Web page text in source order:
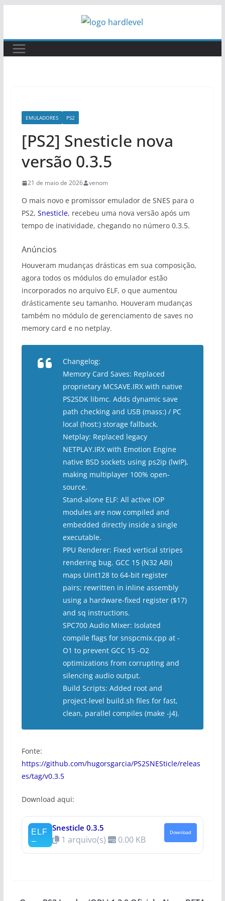
o
conteúdo
EMULADORES PS2
[PS2] Snesticle nova
versão 0.3.5
21 de maio de 2026 venom
O mais novo e promissor emulador de SNES para o
PS2, Snesticle, recebeu uma nova versão após um
tempo de inatividade, chegando no número 0.3.5.
Anúncios
Houveram mudanças drásticas em sua composição,
agora todos os módulos do emulador estão
incorporados no arquivo ELF, o que aumentou
drásticamente seu tamanho. Houveram mudanças
também no módulo de gerenciamento de saves no
memory card e no netplay.
Changelog:
Memory Card Saves: Replaced
proprietary MCSAVE.IRX with native
PS2SDK libmc. Adds dynamic save
path checking and USB (mass:) / PC
local (host:) storage fallback.
Netplay: Replaced legacy
NETPLAY.IRX with Emotion Engine
native BSD sockets using ps2ip (lwIP),
making multiplayer 100% open-
source.
Stand-alone ELF: All active IOP
modules are now compiled and
embedded directly inside a single
executable.
PPU Renderer: Fixed vertical stripes
rendering bug. GCC 15 (N32 ABI)
maps Uint128 to 64-bit register
pairs; rewritten in inline assembly
using a hardware-fixed register ($17)
and sq instructions.
SPC700 Audio Mixer: Isolated
compile flags for snspcmix.cpp at -
O1 to prevent GCC 15 -O2
optimizations from corrupting and
silencing audio output.
Build Scripts: Added root and
project-level build.sh files for fast,
clean, parallel compiles (make -j4).
Fonte:
https://github.com/hugorsgarcia/PS2SNESticle/releas
es/tag/v0.3.5
Download aqui:
Snesticle 0.3.5
1 arquivo(s) 0.00 KB
Download